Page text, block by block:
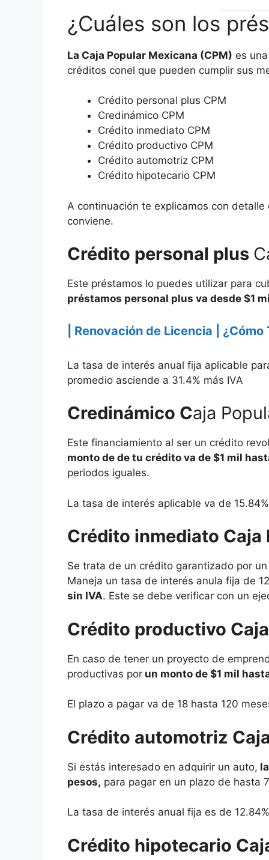
¿Cuáles son los
La Caja Popular Mexicana (CPM) es
créditos conel que pueden cumplir sus
Crédito personal plus CPM
Credinámico CPM
Crédito inmediato CPM
Crédito productivo CPM
Crédito automotriz CPM
Crédito hipotecario CPM
A continuación te explicamos con
conviene.
Crédito personal plus
Este préstamos lo puedes utilizar para
préstamos personal plus va desde $1
| Renovación de Licencia |
La tasa de interés anual fija aplicable
promedio asciende a 31.4% más IVA
Credinámico Caja
Este financiamiento al ser un crédito
monto de de tu crédito va de $1 mil
periodos iguales.
La tasa de interés aplicable va de
Crédito inmediato Caja
Se trata de un crédito garantizado por
Maneja un tasa de interés anula fija de
sin IVA. Este se debe verificar con un
Crédito productivo
En caso de tener un proyecto de
productivas por un monto de $1 mil
El plazo a pagar va de 18 hasta 120
Crédito automotriz
Si estás interesado en adquirir un auto,
pesos, para pagar en un plazo de hasta
La tasa de interés anual fija es de
Crédito hipotecario